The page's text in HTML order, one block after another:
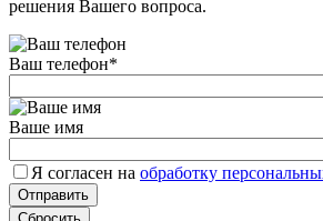
решения Вашего вопроса.
Ваш телефон*
Ваше имя
Я согласен на обработку